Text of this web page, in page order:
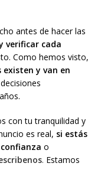
antes de hacer las
verificar cada
Como hemos visto,
y van en
con tu tranquilidad y
es real, si estás
o
. Estamos